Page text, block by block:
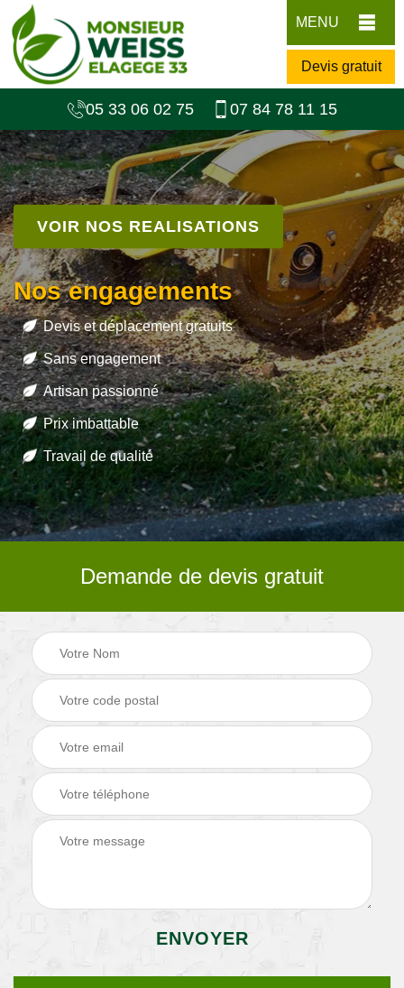
MENU
Devis gratuit
05 33 06 02 75 07 84 78 11 15
VOIR NOS REALISATIONS
Nos engagements
Devis et déplacement gratuits
Sans engagement
Artisan passionné
Prix imbattable
Travail de qualité
Demande de devis gratuit